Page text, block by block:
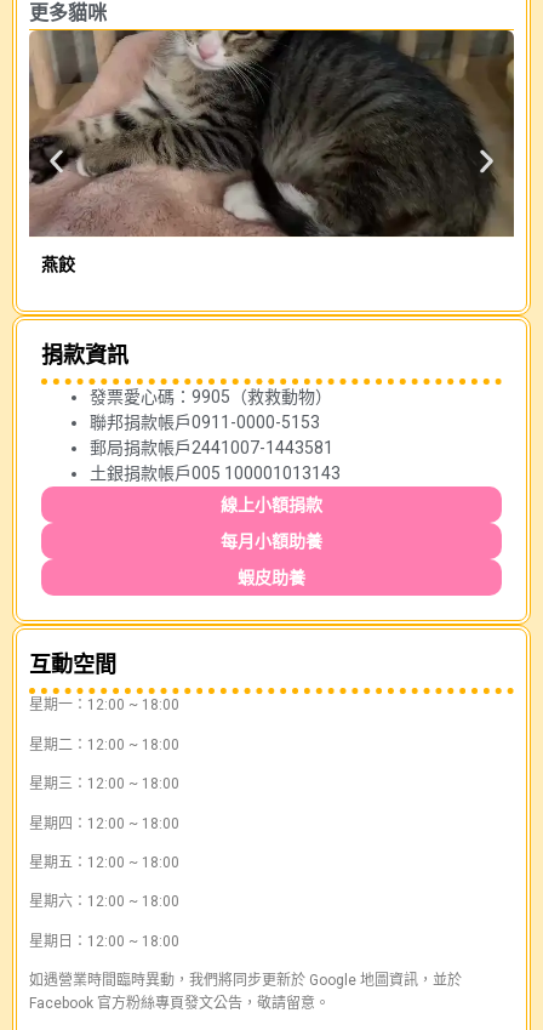
更多貓咪
燕餃
捐款資訊
發票愛心碼：9905（救救動物）
聯邦捐款帳戶0911-0000-5153
郵局捐款帳戶2441007-1443581
土銀捐款帳戶005 100001013143
線上小額捐款
每月小額助養
蝦皮助養
互動空間
星期一：12:00 ~ 18:00
星期二：12:00 ~ 18:00
星期三：12:00 ~ 18:00
星期四：12:00 ~ 18:00
星期五：12:00 ~ 18:00
星期六：12:00 ~ 18:00
星期日：12:00 ~ 18:00
如遇營業時間臨時異動，我們將同步更新於 Google 地圖資訊，並於
Facebook 官方粉絲專頁發文公告，敬請留意。